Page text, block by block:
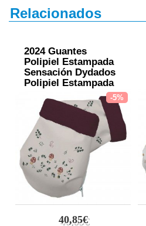
Relacionados
2024 Guantes
Polipiel Estampada
Sensación Dydados
Polipiel Estampada
-5%
40,85€